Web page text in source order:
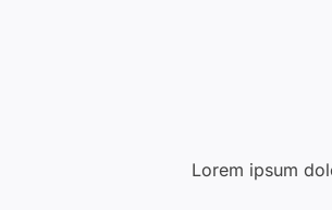
Lorem ipsum